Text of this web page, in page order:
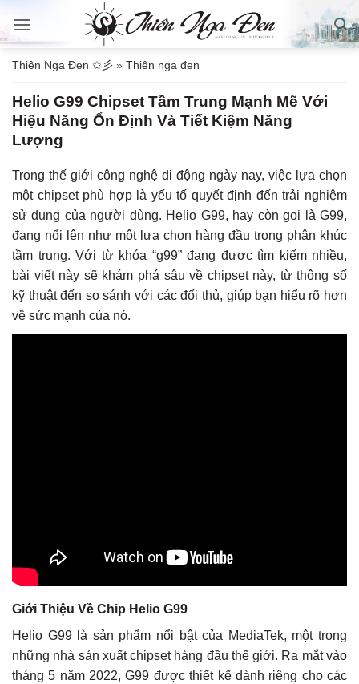
qua
dungThiên Nga Đen ✩彡 » Thiên nga đen
Helio G99 Chipset Tầm Trung Mạnh Mẽ Với
Hiệu Năng Ổn Định Và Tiết Kiệm Năng
Lượng
Trong thế giới công nghệ di động ngày nay, việc lựa chọn
một chipset phù hợp là yếu tố quyết định đến trải nghiệm
sử dụng của người dùng. Helio G99, hay còn gọi là G99,
đang nổi lên như một lựa chọn hàng đầu trong phân khúc
tầm trung. Với từ khóa “g99” đang được tìm kiếm nhiều,
bài viết này sẽ khám phá sâu về chipset này, từ thông số
kỹ thuật đến so sánh với các đối thủ, giúp bạn hiểu rõ hơn
về sức mạnh của nó.
Giới Thiệu Về Chip Helio G99
Helio G99 là sản phẩm nổi bật của MediaTek, một trong
những nhà sản xuất chipset hàng đầu thế giới. Ra mắt vào
tháng 5 năm 2022, G99 được thiết kế dành riêng cho các